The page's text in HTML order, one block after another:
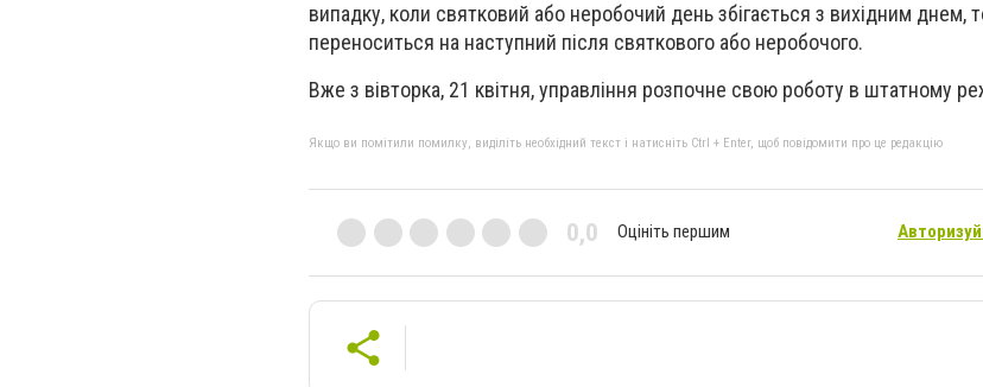
випадку, коли святковий або неробочий день збiгається з вихiдним днем,
переноситься на наступний пiсля святкового або неробочого.
Вже з вівторка, 21 квітня, управління розпочне свою роботу в штатному
Якщо ви помітили помилку, виділіть необхідний текст і натисніть Ctrl + Enter, щоб повідомити про це редакцію
0,0 Оцініть першим